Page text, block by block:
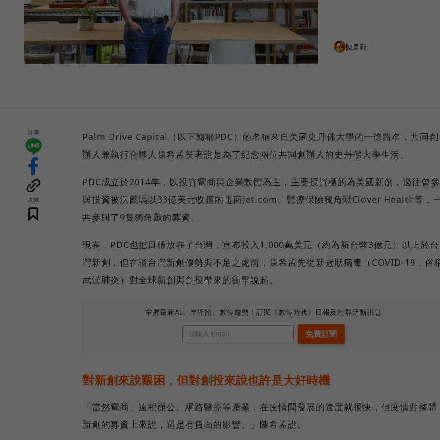
陳君毅
分享
收藏
Palm Drive Capital（以下簡稱PDC）的名稱來自美國史丹佛大學的一條路名，共同創
辦人兼執行合夥人陳希孟笑著說是為了紀念兩位共同創辦人的史丹佛大學生活。
PDC成立於2014年，以投資電商與企業軟體為主，主要投資標的為美國新創，過往曾參
與投資被沃爾瑪以33億美元收購的電商Jet.com、醫療保險獨角獸Clover Health等，
共參與了9隻獨角獸的募資。
現在，PDC也把目標放在了台灣，宣布投入1,000萬美元（約為新台幣3億元）以上於台
灣新創，但在談台灣新創優勢與不足之處前，陳希孟先從新冠狀病毒（COVID-19，俗
武漢肺炎）對全球新創與創投帶來的衝擊說起。
掌握最新AI、半導體、數位趨勢！訂閱《數位時代》日報及社群活動訊息
對新創來說艱困，但對創投來說也許是大好時機
「當然電商、遠程辦公、網路醫療等產業，在疫情間發展的速度就很快，但疫情對整體
新創的募資上來說，還是有負面的影響。」陳希孟說。